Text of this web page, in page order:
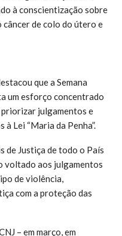
à conscientização sobre
câncer de colo do útero e
que a Semana
um esforço concentrado
julgamentos e
Lei “Maria da Penha”.
de Justiça de todo o País
voltado aos julgamentos
de violência,
com a proteção das
– em março, em